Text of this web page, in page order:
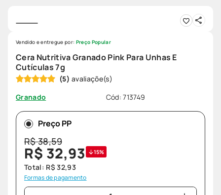
Cera Nutritiva Granado Pink Para Unhas E
Cutículas 7g
(5)
Granado
Cód:713749
Vendido e entregue por: Preço Popular
Preço PP
R$38,59
R$ 32,93 15%
Total: R$ 32,93
Formas de pagamento